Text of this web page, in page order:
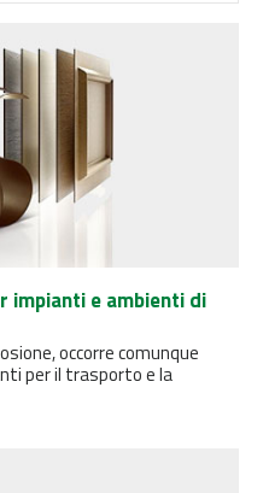
impianti e ambienti di
occorre comunque
per il trasporto e la